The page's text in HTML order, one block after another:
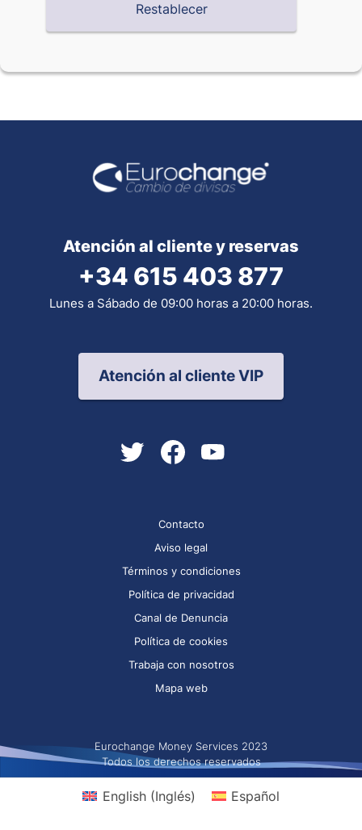
Atención al cliente y reservas
+34 615 403 877
Lunes a Sábado de 09:00 horas a 20:00 horas.
Atención al cliente VIP
Contacto
Aviso legal
Términos y condiciones
Política de privacidad
Canal de Denuncia
Política de cookies
Trabaja con nosotros
Mapa web
Eurochange Money Services 2023
Todos los derechos reservados
English(Inglés) Español